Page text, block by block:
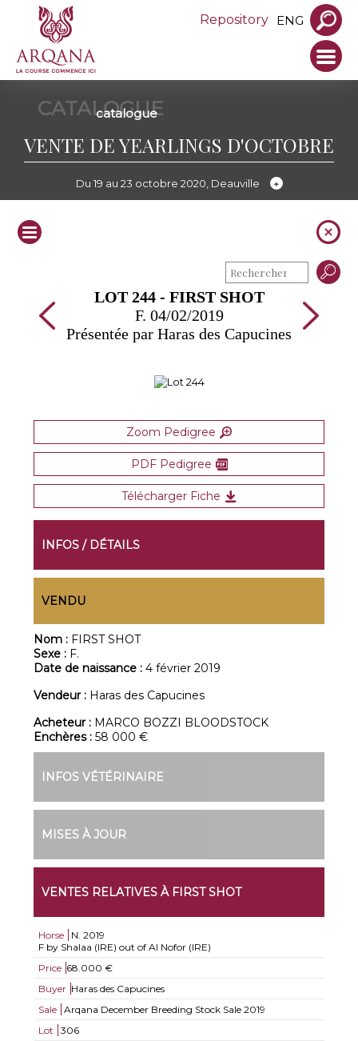
Repository ENG
CATALOGUE
catalogue
VENTE DE YEARLINGS D'OCTOBRE
Du 19 au 23 octobre 2020, Deauville
LOT 244 - FIRST SHOT
F. 04/02/2019
Présentée par Haras des Capucines
Zoom Pedigree
PDF Pedigree
Télécharger Fiche
INFOS / DÉTAILS
VENDU
Nom : FIRST SHOT
Sexe : F.
Date de naissance :4 février 2019
Vendeur : Haras des Capucines
Acheteur : MARCO BOZZI BLOODSTOCK
Enchères :58 000 €
INFOS VÉTÉRINAIRE
MISES À JOUR
VENTES RELATIVES À FIRST SHOT
Horse N. 2019
F by Shalaa (IRE) out of Al Nofor (IRE)
Price 68.000 €
Buyer Haras des Capucines
Sale
Arqana December Breeding Stock Sale 2019
Lot
306